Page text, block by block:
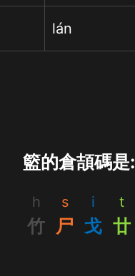
lán
籃的倉頡碼是:
h
竹
s
尸
i
戈
t
廿